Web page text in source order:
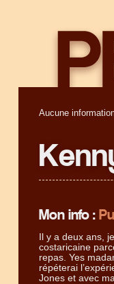
Aucune
Mon info :
Il y a deux ans,
costaricaine
repas. Yes
répéterai
Jones et avec